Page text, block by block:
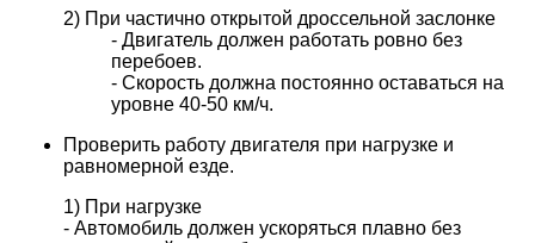
2) При частично открытой дроссельной заслонке
- Двигатель должен работать ровно без
перебоев.
- Скорость должна постоянно оставаться на
уровне 40-50 км/ч.
Проверить работу двигателя при нагрузке и
равномерной езде.
1) При нагрузке
- Автомобиль должен ускоряться плавно без